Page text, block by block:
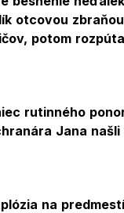
otcovou
potom
rutinného
Jana našli
na